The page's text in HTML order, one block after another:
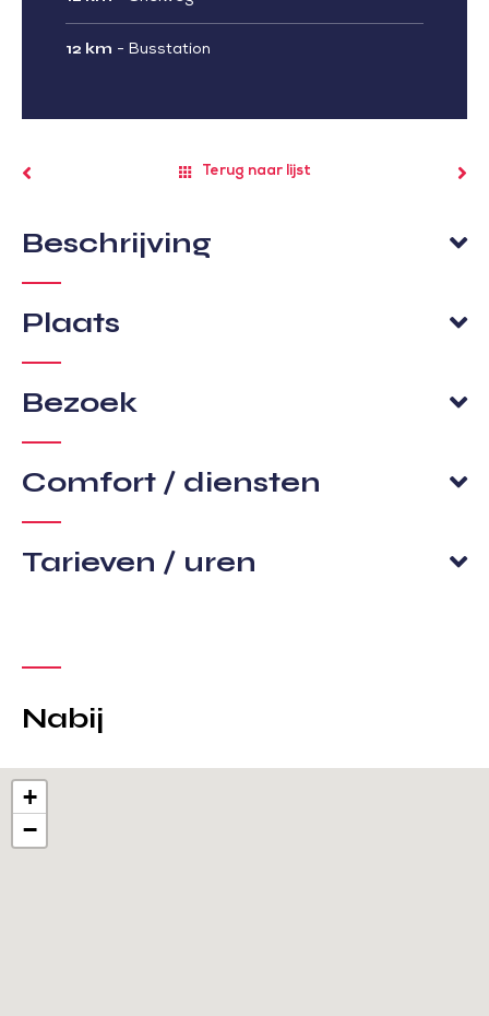
12 km - Busstation
Terug naar lijst
Beschrijving
Plaats
Bezoek
Comfort / diensten
Tarieven / uren
Nabij
+
−